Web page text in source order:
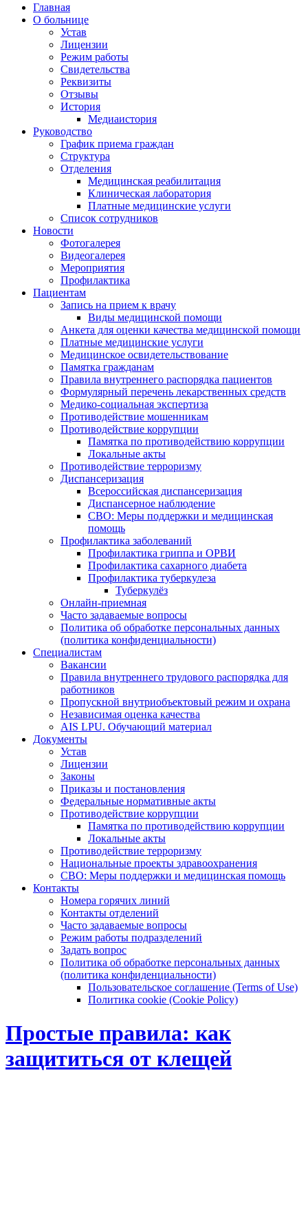
Главная
О больнице
Устав
Лицензии
Режим работы
Свидетельства
Реквизиты
Отзывы
История
Медиаистория
Руководство
График приема граждан
Структура
Отделения
Медицинская реабилитация
Клиническая лаборатория
Платные медицинские услуги
Список сотрудников
Новости
Фотогалерея
Видеогалерея
Мероприятия
Профилактика
Пациентам
Запись на прием к врачу
Виды медицинской помощи
Анкета для оценки качества медицинской помощи
Платные медицинские услуги
Медицинское освидетельствование
Памятка гражданам
Правила внутреннего распорядка пациентов
Формулярный перечень лекарственных средств
Медико-социальная экспертиза
Противодействие мошенникам
Противодействие коррупции
Памятка по противодействию коррупции
Локальные акты
Противодействие терроризму
Диспансеризация
Всероссийская диспансеризация
Диспансерное наблюдение
СВО: Меры поддержки и медицинская
помощь
Профилактика заболеваний
Профилактика гриппа и ОРВИ
Профилактика сахарного диабета
Профилактика туберкулеза
Туберкулёз
Онлайн-приемная
Часто задаваемые вопросы
Политика об обработке персональных данных
(политика конфиденциальности)
Специалистам
Вакансии
Правила внутреннего трудового распорядка для
работников
Пропускной внутриобъектовый режим и охрана
Независимая оценка качества
AIS LPU. Обучающий материал
Документы
Устав
Лицензии
Законы
Приказы и постановления
Федеральные нормативные акты
Противодействие коррупции
Памятка по противодействию коррупции
Локальные акты
Противодействие терроризму
Национальные проекты здравоохранения
СВО: Меры поддержки и медицинская помощь
Контакты
Номера горячих линий
Контакты отделений
Часто задаваемые вопросы
Режим работы подразделений
Задать вопрос
Политика об обработке персональных данных
(политика конфиденциальности)
Пользовательское соглашение (Terms of Use)
Политика cookie (Cookie Policy)
Простые правила: как
защититься от клещей